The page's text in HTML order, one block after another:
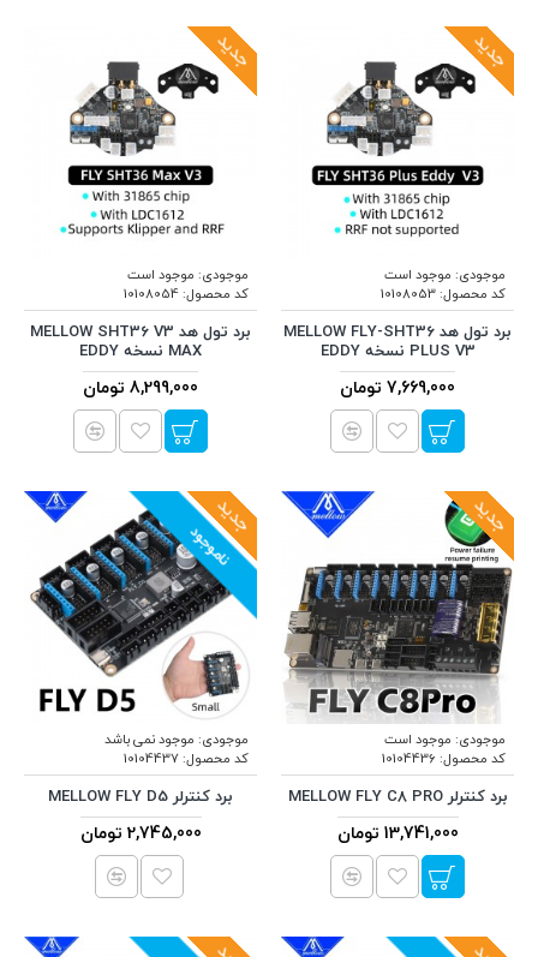
جدید
موجودی: موجود است
کد محصول:10108053
برد تول هد MELLOW FLY-SHT36
PLUS V3 نسخه EDDY
7,669,000 تومان
جدید
موجودی: موجود است
کد محصول:10108054
برد تول هد MELLOW SHT36 V3
MAX نسخه EDDY
8,299,000 تومان
جدید
موجودی: موجود است
کد محصول: 10104436
برد کنترلر MELLOW FLY C8 PRO
13,741,000 تومان
جدید
ناموجود
موجودی: موجود نمی باشد
کد محصول:10104437
برد کنترلر MELLOW FLY D5
2,745,000 تومان